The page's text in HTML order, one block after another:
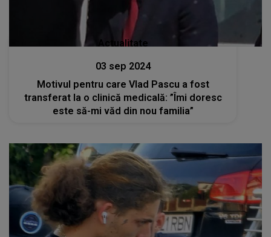
Actualitate
03 sep 2024
Motivul pentru care Vlad Pascu a fost
transferat la o clinică medicală: ”Îmi doresc
este să-mi văd din nou familia”